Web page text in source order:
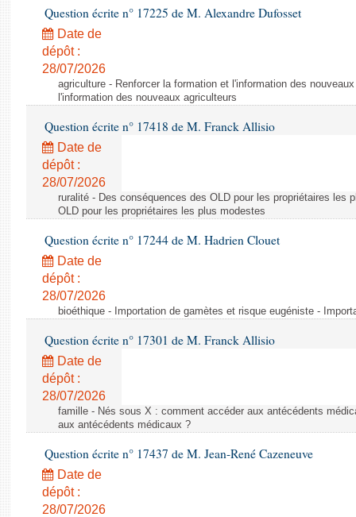
Budget et sécurité sociale
Questions écrites et orales
Comptes rendus des débats
Question écrite n° 17225 de M. Alexandre Dufosset
Date de
dépôt :
28/07/2026
agriculture - Renforcer la formation et l'information des
l'information des nouveaux agriculteurs
Question écrite n° 17418 de M. Franck Allisio
Date de
dépôt :
28/07/2026
ruralité - Des conséquences des OLD pour les propriétaires les
OLD pour les propriétaires les plus modestes
Question écrite n° 17244 de M. Hadrien Clouet
Date de
dépôt :
28/07/2026
bioéthique - Importation de gamètes et risque eugéniste -
Question écrite n° 17301 de M. Franck Allisio
Date de
dépôt :
28/07/2026
famille - Nés sous X : comment accéder aux antécédents
aux antécédents médicaux ?
Question écrite n° 17437 de M. Jean-René Cazeneuve
Date de
dépôt :
28/07/2026